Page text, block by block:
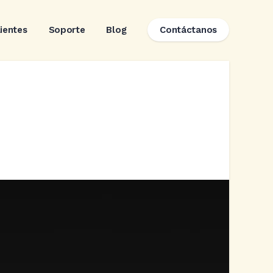
Soporte Blog Contáctanos